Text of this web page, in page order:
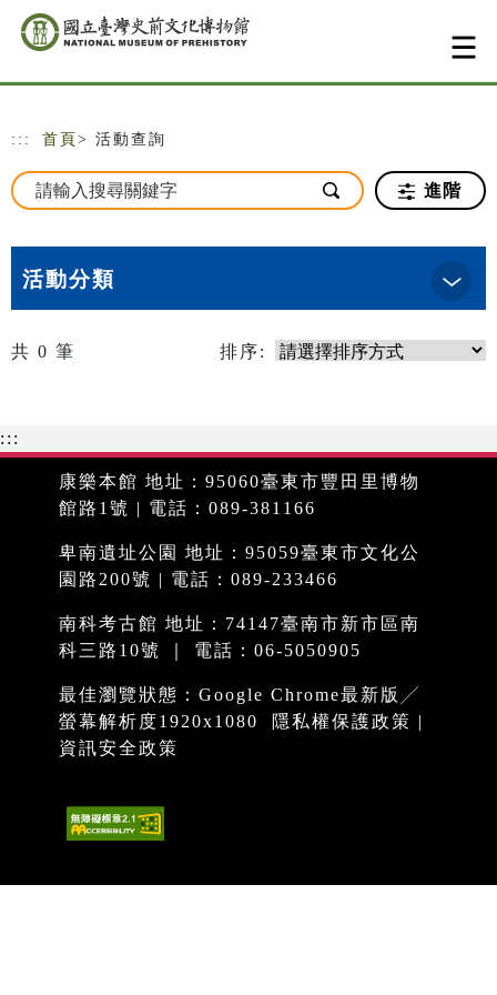
跳到主要內容
網站導覽
::: 首頁 > 活動查詢
進階
活動分類
共 0 筆 排序:
:::
康樂本館 地址：95060臺東市豐田里博物
館路1號 | 電話：089-381166
卑南遺址公園 地址：95059臺東市文化公
園路200號 | 電話：089-233466
南科考古館 地址：74147臺南市新市區南
科三路10號 ｜ 電話：06-5050905
最佳瀏覽狀態：Google Chrome最新版╱
螢幕解析度1920x1080
隱私權保護政策 |
資訊安全政策